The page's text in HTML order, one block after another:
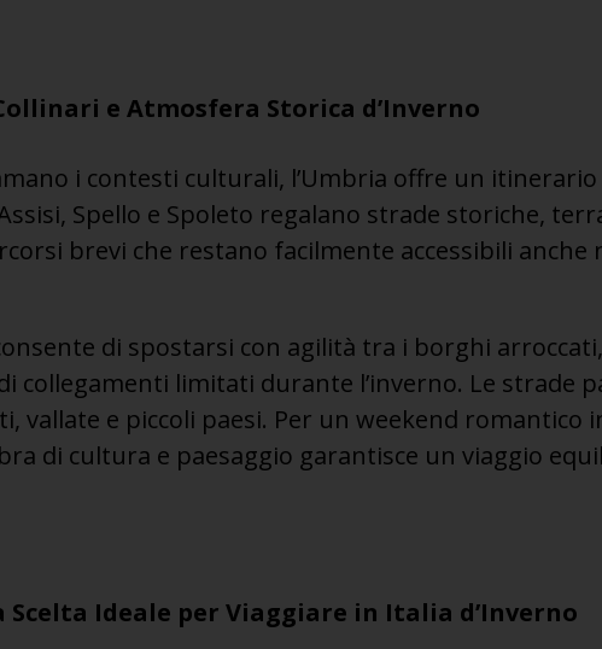
e Atmosfera Storica d’Inverno
i contesti culturali, l’Umbria offre un
Spello e Spoleto regalano strade storiche,
brevi che restano facilmente accessibili anche
di spostarsi con agilità tra i borghi
collegamenti limitati durante l’inverno. Le strade
vallate e piccoli paesi. Per un weekend romantico
di cultura e paesaggio garantisce un viaggio
Scelta Ideale per Viaggiare in Italia d’Inverno